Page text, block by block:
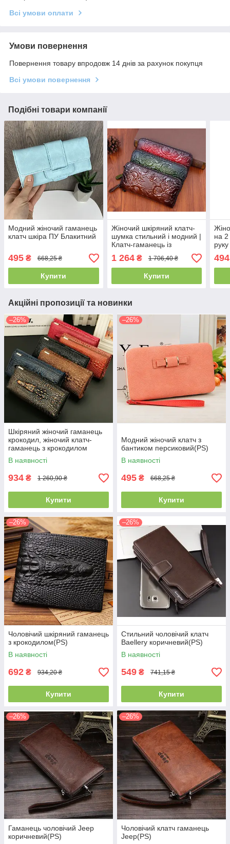
Всі умови оплати
Умови повернення
Повернення товару впродовж 14 днів за рахунок покупця
Всі умови повернення
Подібні товари компанії
Модний жіночий гаманець
клатч шкіра ПУ Блакитний
495 ₴ 668,25 ₴
Купити
Жіночий шкіряний клатч-
шумка стильний і модний |
Клатч-гаманець із
натуральної шкіри
1 264₴ 1 706,40 ₴
Купити
на 2
494
Акційні пропозиції та новинки
–26%
Шкіряний жіночий гаманець
крокодил, жіночий клатч-
гаманець з крокодилом
натуральна шкіра(PS)
В наявності
934 ₴ 1 260,90 ₴
Купити
–26%
Модний жіночий клатч з
бантиком персиковий(PS)
В наявності
495 ₴ 668,25 ₴
Купити
–26%
Чоловічий шкіряний гаманець
з крокодилом(PS)
В наявності
692 ₴ 934,20 ₴
Купити
–26%
Стильний чоловічий клатч
Baellery коричневий(PS)
В наявності
549 ₴ 741,15 ₴
Купити
–26%
Гаманець чоловічий Jeep
коричневий(PS)
–26%
Чоловічий клатч гаманець
Jeep(PS)